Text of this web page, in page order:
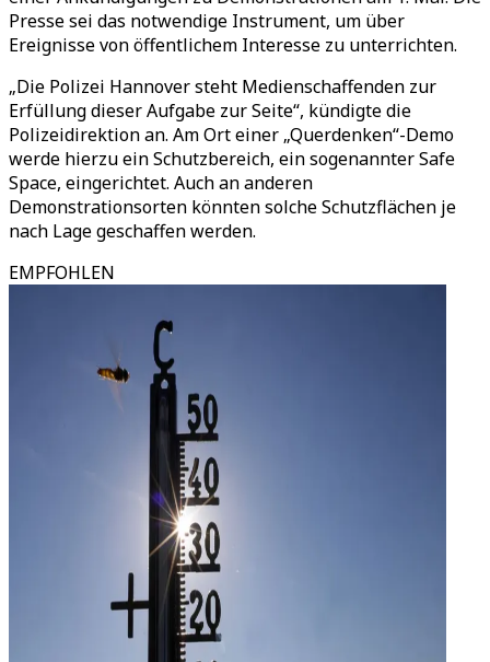
Presse sei das notwendige Instrument, um über
Ereignisse von öffentlichem Interesse zu unterrichten.
„Die Polizei Hannover steht Medienschaffenden zur
Erfüllung dieser Aufgabe zur Seite“, kündigte die
Polizeidirektion an. Am Ort einer „Querdenken“-Demo
werde hierzu ein Schutzbereich, ein sogenannter Safe
Space, eingerichtet. Auch an anderen
Demonstrationsorten könnten solche Schutzflächen je
nach Lage geschaffen werden.
EMPFOHLEN